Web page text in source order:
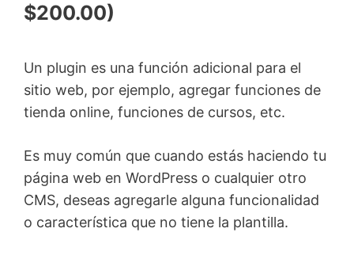
$200.00)
Un plugin es una función adicional para el
sitio web, por ejemplo, agregar funciones de
tienda online, funciones de cursos, etc.
Es muy común que cuando estás haciendo tu
página web en WordPress o cualquier otro
CMS, deseas agregarle alguna funcionalidad
o característica que no tiene la plantilla.